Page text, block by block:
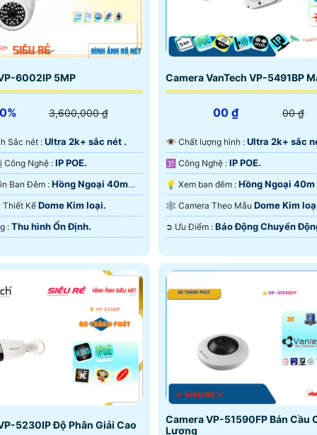
6002IP 5MP
3,600,000 ₫
Sắc nét :Ultra 2k+ sắc nét .
⚜️ Trang Bị Công Nghệ : IP POE.
🔦 Tầm Nhìn Ban Đêm : Hồng Ngoại 40m
Smart IR.
Thiết KếDome Kim loại.
️↭ Khả Năng : Thu hình Ổn Định.
Camera VanTech VP-5491BP
00 ₫ 00 ₫
👁 Chất lượng hình : Ultra 2k+ sắc
🕉️ Công Nghệ : IP POE.
💡 Xem ban đêm : Hồng Ngoại 40m
Ngoại SMD.
🕸️ Camera Theo Mẫu Dome Kim
️➲ Ưu Điểm : Báo Động Chuyển
5230IP Độ Phân Giải Cao
Camera VP-51590FP Bán Cầu
Lượng